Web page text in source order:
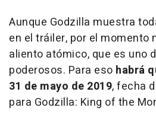
Aunque Godzilla muestra
en el tráiler, por el momento
aliento atómico, que es uno
poderosos. Para eso habrá
31 de mayo de 2019, fecha
para Godzilla: King of the